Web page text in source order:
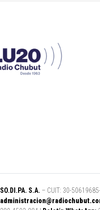
SO.DI.PA. S.A. – CUIT: 30-